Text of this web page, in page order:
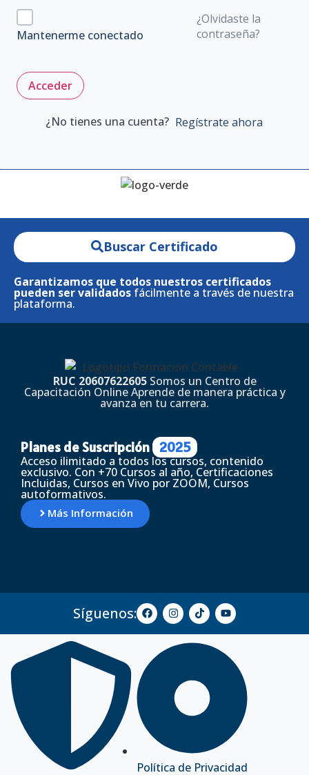
Mantenerme conectado
¿Olvidaste la
contraseña?
Acceder
¿No tienes una cuenta? Regístrate ahora
Buscar Certificado
Garantizamos que todos nuestros certificados
pueden ser validados fácilmente a través de nuestra
plataforma.
RUC 20607622605 Somos un Centro de
Capacitación Online Aprende de manera práctica y
avanza en tu carrera.
Planes de Suscripción 2025
Acceso ilimitado a todos los cursos, contenido
exclusivo. Con +70 Cursos al año, Certificaciones
Incluidas, Cursos en Vivo por ZOOM, Cursos
autoformativos.
Más Información
Síguenos:
Política de Privacidad